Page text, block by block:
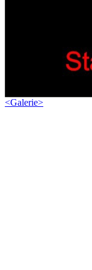
<Galerie>